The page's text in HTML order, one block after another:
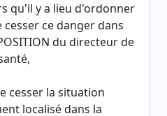
qu'il y a lieu d'ordonner
ce danger dans
du directeur de
cesser la situation
localisé dans la